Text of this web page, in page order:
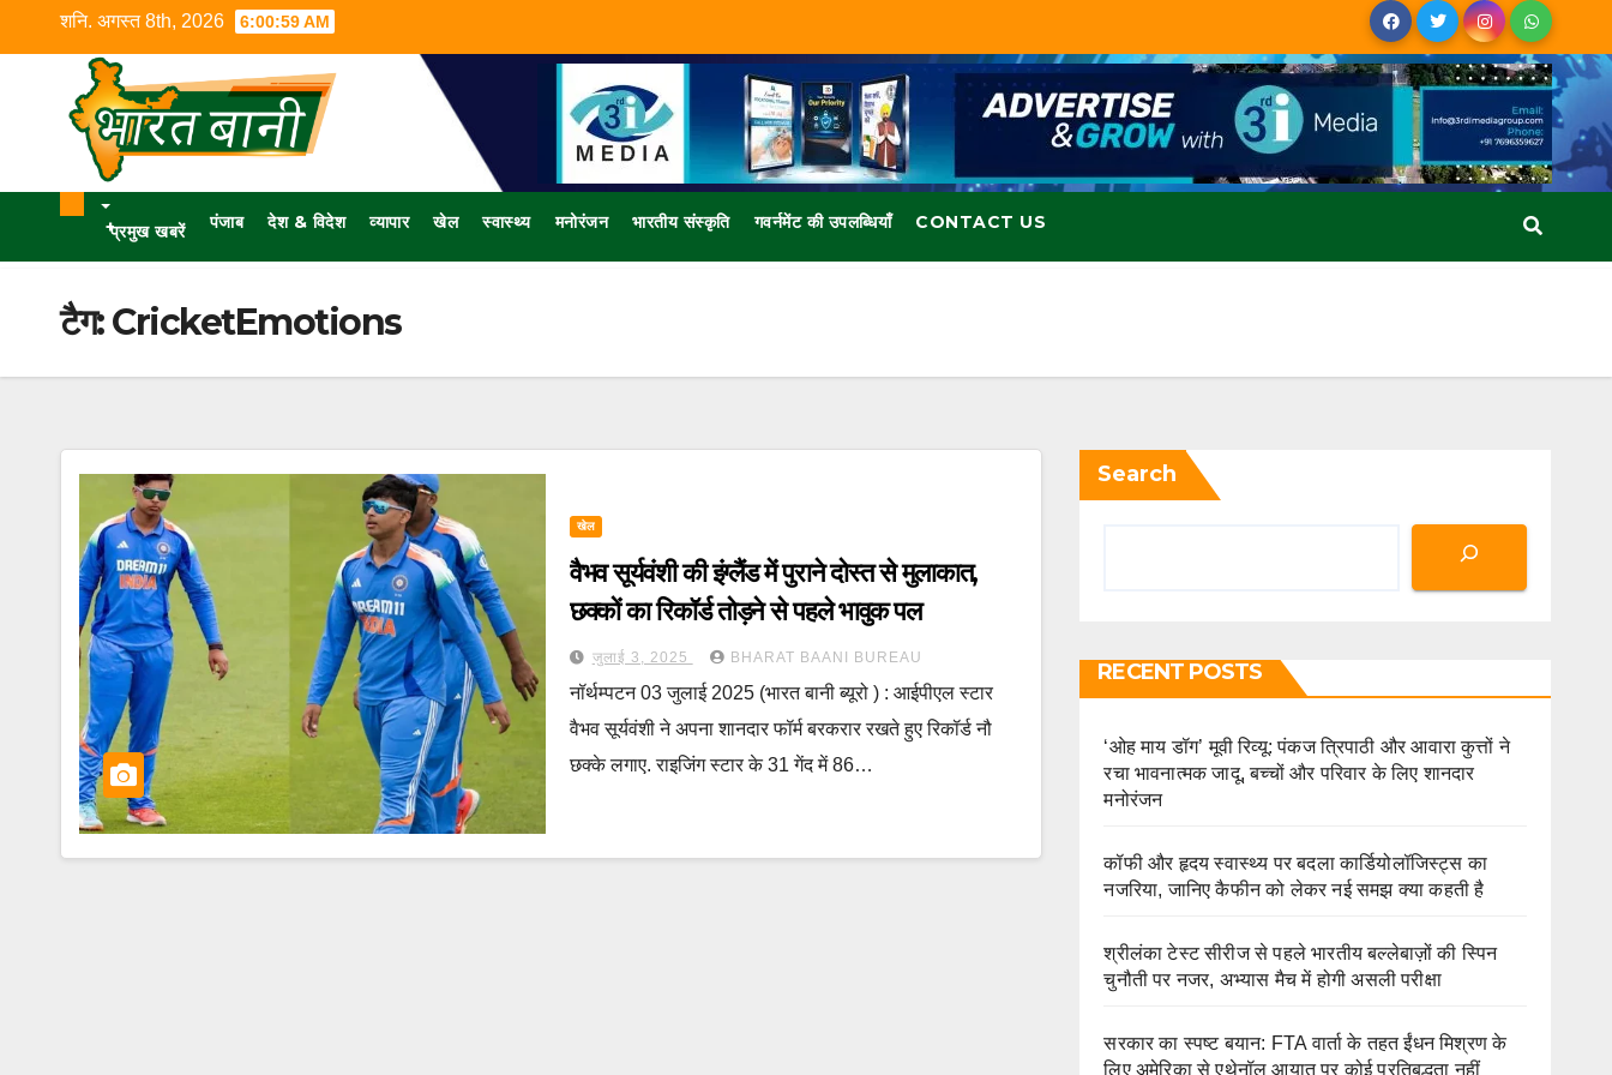
शनि. अगस्त 8th, 2026 6:01:00 AM
+प्रमुख खबरें पंजाब देश & विदेश व्यापार खेल स्वास्थ्य मनोरंजन भारतीय संस्कृति गवर्नमेंट की उपलब्धियाँ CONTACT US
टैग:CricketEmotions
खेल
वैभव सूर्यवंशी की इंग्लैंड में पुराने दोस्त से मुलाकात,
छक्कों का रिकॉर्ड तोड़ने से पहले भावुक पल
जुलाई 3, 2025 BHARAT BAANI BUREAU
नॉर्थम्पटन 03 जुलाई 2025 (भारत बानी ब्यूरो ) : आईपीएल स्टार
वैभव सूर्यवंशी ने अपना शानदार फॉर्म बरकरार रखते हुए रिकॉर्ड नौ
छक्के लगाए. राइजिंग स्टार के 31 गेंद में 86…
Search
RECENT POSTS
‘ओह माय डॉग’ मूवी रिव्यू: पंकज त्रिपाठी और आवारा कुत्तों ने
रचा भावनात्मक जादू, बच्चों और परिवार के लिए शानदार
मनोरंजन
कॉफी और हृदय स्वास्थ्य पर बदला कार्डियोलॉजिस्ट्स का
नजरिया, जानिए कैफीन को लेकर नई समझ क्या कहती है
श्रीलंका टेस्ट सीरीज से पहले भारतीय बल्लेबाज़ों की स्पिन
चुनौती पर नजर, अभ्यास मैच में होगी असली परीक्षा
सरकार का स्पष्ट बयान: FTA वार्ता के तहत ईंधन मिश्रण के
लिए अमेरिका से एथेनॉल आयात पर कोई प्रतिबद्धता नहीं